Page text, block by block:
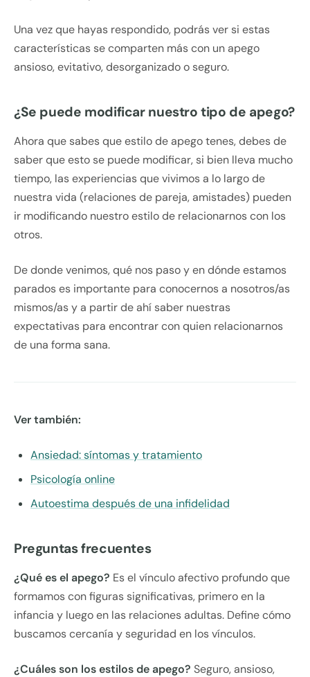
Una vez que hayas respondido, podrás ver si estas
características se comparten más con un apego
ansioso, evitativo, desorganizado o seguro.
¿Se puede modificar nuestro tipo de apego?
Ahora que sabes que estilo de apego tenes, debes de
saber que esto se puede modificar, si bien lleva mucho
tiempo, las experiencias que vivimos a lo largo de
nuestra vida (relaciones de pareja, amistades) pueden
ir modificando nuestro estilo de relacionarnos con los
otros.
De donde venimos, qué nos paso y en dónde estamos
parados es importante para conocernos a nosotros/as
mismos/as y a partir de ahí saber nuestras
expectativas para encontrar con quien relacionarnos
de una forma sana.
Ver también:
Ansiedad: síntomas y tratamiento
Psicología online
Autoestima después de una infidelidad
Preguntas frecuentes
¿Qué es el apego? Es el vínculo afectivo profundo que
formamos con figuras significativas, primero en la
infancia y luego en las relaciones adultas. Define cómo
buscamos cercanía y seguridad en los vínculos.
¿Cuáles son los estilos de apego? Seguro, ansioso,